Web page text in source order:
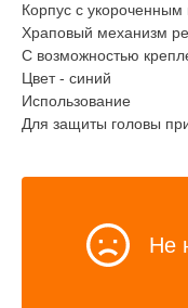
Корпус с укороченным
Храповый механизм
С возможностью
Цвет - синий
Использование
Для защиты головы
Не